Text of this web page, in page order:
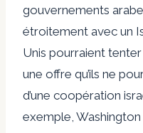
gouvernements
étroitement avec un
Unis pourraient
une offre qu’ils ne
d’une coopération
exemple,